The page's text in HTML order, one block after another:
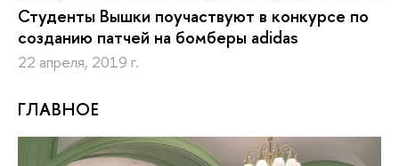
Студенты Вышки поучаствуют в конкурсе по
созданию патчей на бомберы adidas
22 апреля, 2019 г.
ГЛАВНОЕ